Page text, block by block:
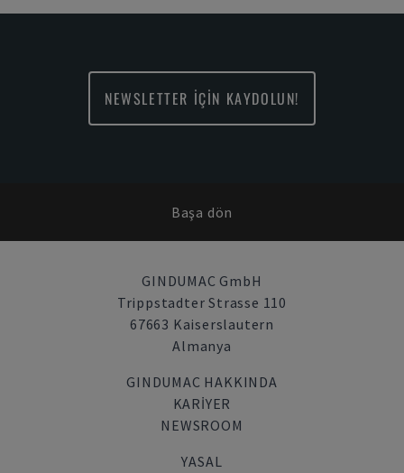
NEWSLETTER İÇİN KAYDOLUN!
Başa dön
GINDUMAC GmbH
Trippstadter Strasse 110
67663 Kaiserslautern
Almanya
GINDUMAC HAKKINDA
KARIYER
NEWSROOM
YASAL